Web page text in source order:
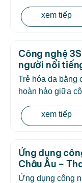
xem tiếp
Công nghệ
người nổi
Trẻ hóa da bằng
hoàn hảo giữa
xem tiếp
Ứng dụng
Châu Âu –
Ứng dụng công